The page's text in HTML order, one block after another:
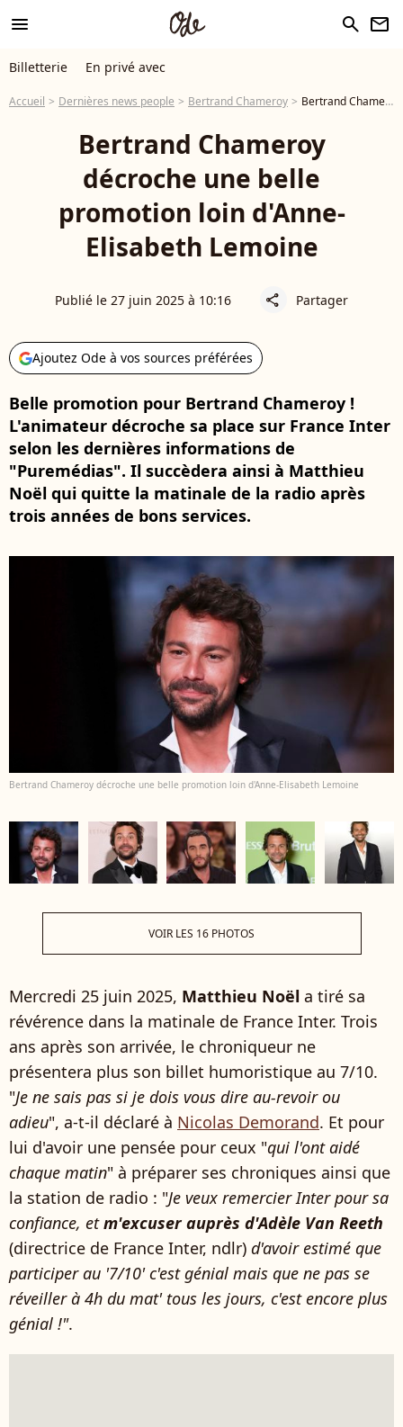
menu search newsletter
Billetterie En privé avec
Accueil Dernières news people Bertrand Chameroy Bertrand Chameroy décroche une belle promotion loin d'Anne-Elisabeth Lemoine
Bertrand Chameroy
décroche une belle
promotion loin d'Anne-
Elisabeth Lemoine
Publié le 27 juin 2025 à 10:16 share Partager
Ajoutez Ode à vos sources préférées
Belle promotion pour Bertrand Chameroy !
L'animateur décroche sa place sur France Inter
selon les dernières informations de
"Puremédias". Il succèdera ainsi à Matthieu
Noël qui quitte la matinale de la radio après
trois années de bons services.
Bertrand Chameroy décroche une belle promotion loin d'Anne-Elisabeth Lemoine
VOIR LES 16 PHOTOS
Mercredi 25 juin 2025, Matthieu Noël a tiré sa
révérence dans la matinale de France Inter. Trois
ans après son arrivée, le chroniqueur ne
présentera plus son billet humoristique au 7/10.
"Je ne sais pas si je dois vous dire au-revoir ou
adieu", a-t-il déclaré à Nicolas Demorand. Et pour
lui d'avoir une pensée pour ceux "qui l'ont aidé
chaque matin" à préparer ses chroniques ainsi que
la station de radio : "Je veux remercier Inter pour sa
confiance, etm'excuser auprès d'Adèle Van Reeth
(directrice de France Inter, ndlr) d'avoir estimé que
participer au '7/10' c'est génial mais que ne pas se
réveiller à 4h du mat' tous les jours, c'est encore plus
génial !".